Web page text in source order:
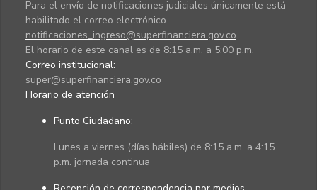
Para el envío de notificaciones judiciales únicamente está
habilitado el correo electrónico
notificaciones_ingreso@superfinanciera.gov.co
El horario de este canal es de 8:15 a.m. a 5:00 p.m.
Correo institucional:
super@superfinanciera.gov.co
Horario de atención
Punto Ciudadano:
Lunes a viernes (días hábiles) de 8:15 a.m. a 4:15
p.m. jornada continua